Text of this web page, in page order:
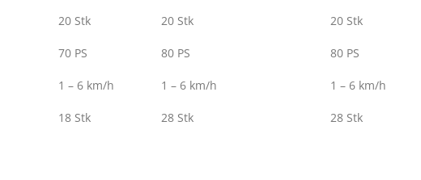
20 Stk 20 Stk 20 Stk
70 PS 80 PS 80 PS
1 – 6 km/h 1 – 6 km/h 1 – 6 km/h
18 Stk 28 Stk 28 Stk